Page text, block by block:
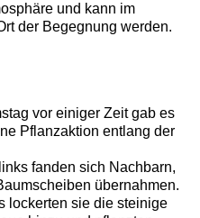
und kann im
der Begegnung werden.
vor einiger Zeit gab es
Pflanzaktion entlang der
fanden sich Nachbarn,
übernahmen.
lockerten sie die steinige